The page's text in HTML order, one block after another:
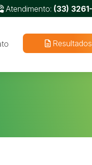
Atendimento: (33)